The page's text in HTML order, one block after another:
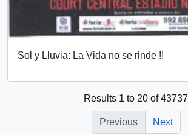
Sol y Lluvia: La Vida no se rinde !!
Results 1 to 20 of 43737
Previous Next